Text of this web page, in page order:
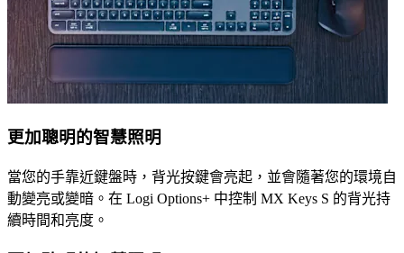
更加聰明的智慧照明
當您的手靠近鍵盤時，背光按鍵會亮起，並會隨著您的環境自
動變亮或變暗。在 Logi Options+ 中控制 MX Keys S 的背光持
續時間和亮度。